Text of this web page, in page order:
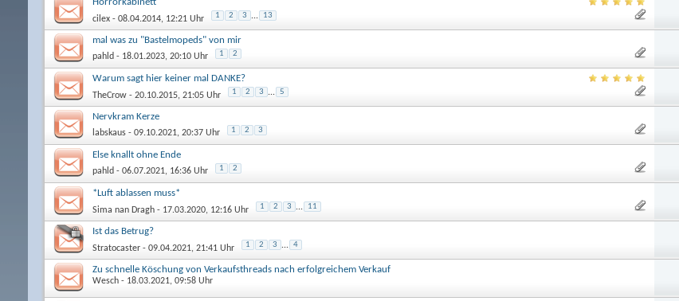
cilex - 08.04.2014, 12:21 Uhr 1 2 3 ... 13
mal was zu "Bastelmopeds" von mir
pahld - 18.01.2023, 20:10 Uhr 1 2
Warum sagt hier keiner mal DANKE?
TheCrow - 20.10.2015, 21:05 Uhr 1 2 3 ... 5
Nervkram Kerze
labskaus - 09.10.2021, 20:37 Uhr 1 2 3
Else knallt ohne Ende
pahld - 06.07.2021, 16:36 Uhr 1 2
*Luft ablassen muss*
Sima nan Dragh - 17.03.2020, 12:16 Uhr 1 2 3 ... 11
Ist das Betrug?
Stratocaster - 09.04.2021, 21:41 Uhr 1 2 3 ... 4
Zu schnelle Köschung von Verkaufsthreads nach erfolgreichem Verkauf
Wesch - 18.03.2021, 09:58 Uhr